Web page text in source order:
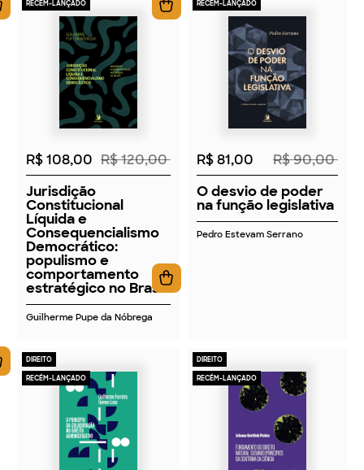
RECÉM-LANÇADO
2026
R$ 108,00 R$ 120,00
Jurisdição
Constitucional
Líquida e
Consequencialismo
Democrático:
populismo e
comportamento
estratégico no Brasil
Guilherme Pupe da Nóbrega
RECÉM-LANÇADO
2026
R$ 81,00
R$ 90,00
O desvio de poder
na função legislativa
Pedro Estevam Serrano
DIREITO
RECÉM-LANÇADO
2026
DIREITO
RECÉM-LANÇADO
2026